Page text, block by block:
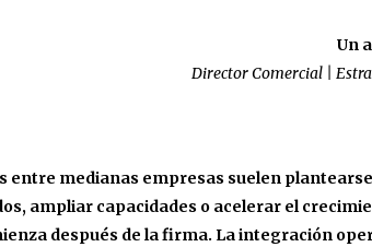
Un
Director Comercial |
entre medianas empresas suelen
ampliar capacidades o acelerar el
después de la firma. La integración